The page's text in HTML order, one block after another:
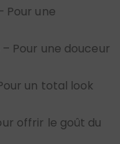
Pour une
– Pour une douceur
un total look
offrir le goût du